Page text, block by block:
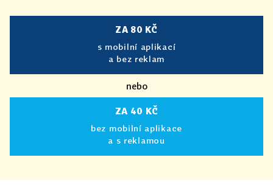
ZA 80 KČ
s mobilní aplikací
a bez reklam
nebo
ZA 40 KČ
bez mobilní aplikace
a s reklamou